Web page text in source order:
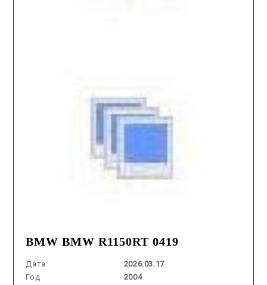
BMW BMW R1150RT 0419
Дата
2026.03.17
Год
2004